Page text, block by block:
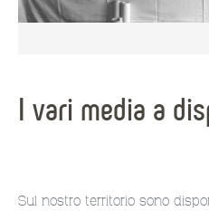
I vari media a
Sul nostro territorio sono